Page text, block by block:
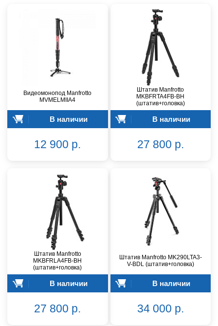
Видеомонопод Manfrotto
MVMELMIIA4
В наличии
12 900 р.
Штатив Manfrotto
MKBFRTA4FB-BH
(штатив+головка)
В наличии
27 800 р.
Штатив Manfrotto
MKBFRLA4FB-BH
(штатив+головка)
В наличии
27 800 р.
Штатив Manfrotto MK290LTA3-
V-BDL (штатив+головка)
В наличии
34 000 р.